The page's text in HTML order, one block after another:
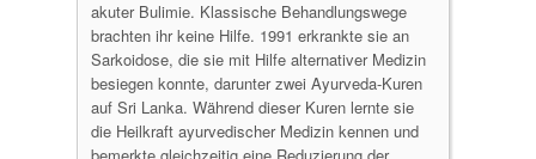
akuter Bulimie. Klassische Behandlungswege
brachten ihr keine Hilfe. 1991 erkrankte sie an
Sarkoidose, die sie mit Hilfe alternativer Medizin
besiegen konnte, darunter zwei Ayurveda-Kuren
auf Sri Lanka. Während dieser Kuren lernte sie
die Heilkraft ayurvedischer Medizin kennen und